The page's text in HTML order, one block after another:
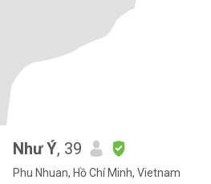
Như Ý, 39
Phu Nhuan, Hồ Chí Minh, Vietnam